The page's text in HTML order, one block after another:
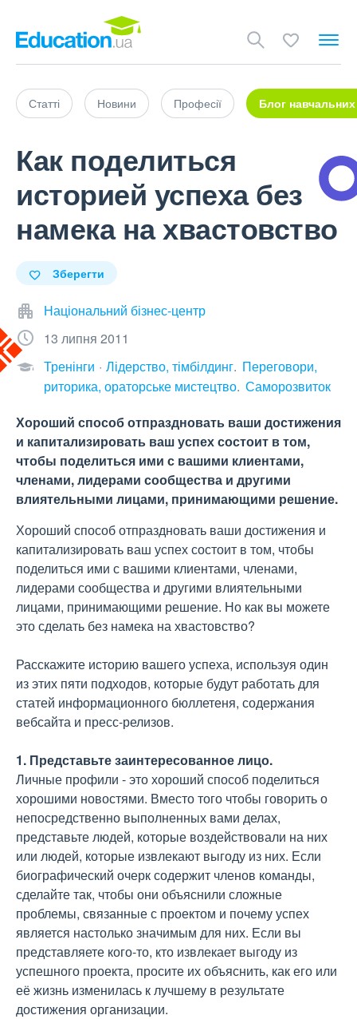
Статті Новини Професії Блог навчальних
Как поделиться
историей успеха без
намека на хвастовство
Зберегти
Національний бізнес-центр
13 липня 2011
Тренінги
Лідерство, тімбілдинг Переговори,
риторика, ораторське мистецтво Саморозвиток
Хороший способ отпраздновать ваши достижения
и капитализировать ваш успех состоит в том,
чтобы поделиться ими с вашими клиентами,
членами, лидерами сообщества и другими
влиятельными лицами, принимающими решение.
Хороший способ отпраздновать ваши достижения и
капитализировать ваш успех состоит в том, чтобы
поделиться ими с вашими клиентами, членами,
лидерами сообщества и другими влиятельными
лицами, принимающими решение. Но как вы можете
это сделать без намека на хвастовство?
Расскажите историю вашего успеха, используя один
из этих пяти подходов, которые будут работать для
статей информационного бюллетеня, содержания
вебсайта и пресс-релизов.
1. Представьте заинтересованное лицо.
Личные профили - это хороший способ поделиться
хорошими новостями. Вместо того чтобы говорить о
непосредственно выполненных вами делах,
представьте людей, которые воздействовали на них
или людей, которые извлекают выгоду из них. Если
биографический очерк содержит членов команды,
сделайте так, чтобы они объяснили сложные
проблемы, связанные с проектом и почему успех
является настолько значимым для них. Если вы
представляете кого-то, кто извлекает выгоду из
успешного проекта, просите их объяснить, как его или
её жизнь изменилась к лучшему в результате
достижения организации.